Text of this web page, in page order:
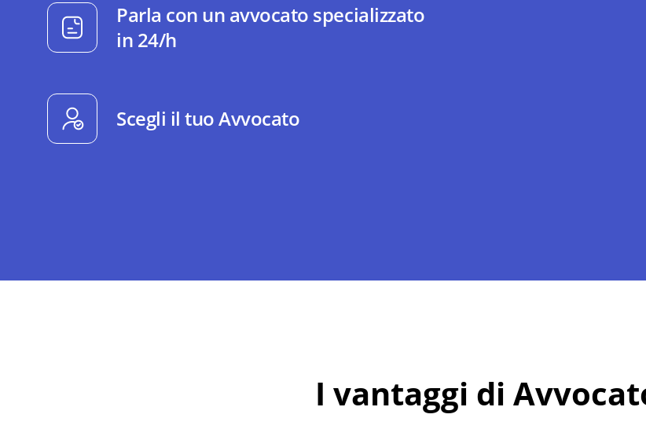
Parla con un avvocato specializzato
in 24/h
Scegli il tuo Avvocato
I vantaggi di